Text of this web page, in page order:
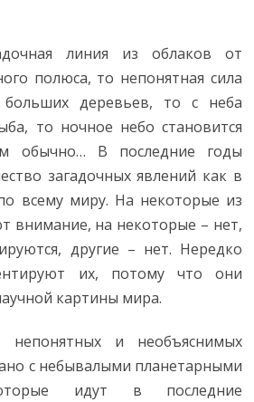
линия из облаков от
полюса, то непонятная сила
деревьев, то с неба
то ночное небо становится
обычно… В последние годы
загадочных явлений как в
всему миру. На некоторые из
внимание, на некоторые – нет,
другие – нет. Нередко
их, потому что они
картины мира.
непонятных и необъяснимых
с небывалыми планетарными
идут в последние